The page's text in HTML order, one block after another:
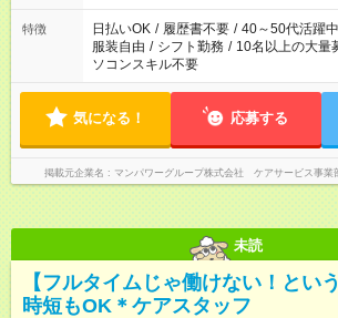
（日雇い派遣の原則禁止）により、短時
案内が難しい場合があります
特徴 日払いOK / 履歴書不要 / 40～50代活躍中
服装自由 / シフト勤務 / 10名以上の大量
ソコンスキル不要
気になる！ 応募する
掲載元企業名 マンパワーグループ株式会社 ケアサービス事業
未読
【フルタイムじゃ働けない！とい
時短もOK＊ケアスタッフ